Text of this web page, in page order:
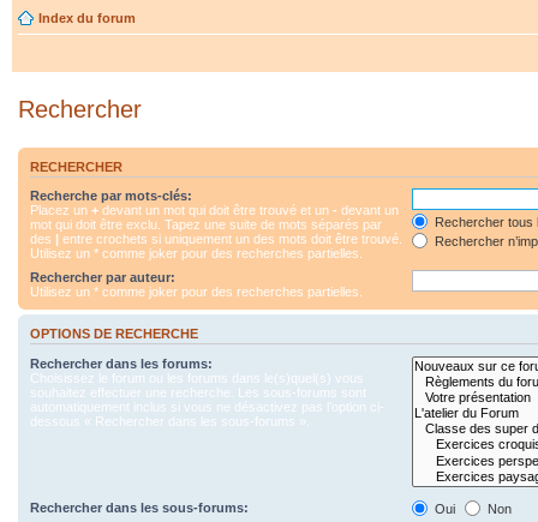
Index du forum
Rechercher
RECHERCHER
Recherche par mots-clés:
Placez un + devant un mot qui doit être trouvé et un - devant un
mot qui doit être exclu. Tapez une suite de mots séparés par
des | entre crochets si uniquement un des mots doit être trouvé.
Utilisez un * comme joker pour des recherches partielles.
Rechercher tous
Rechercher
Rechercher par auteur:
Utilisez un * comme joker pour des recherches partielles.
OPTIONS DE RECHERCHE
Rechercher dans les forums:
Choisissez le forum ou les forums dans le(s)quel(s) vous
souhaitez effectuer une recherche. Les sous-forums sont
automatiquement inclus si vous ne désactivez pas l’option ci-
dessous « Rechercher dans les sous-forums ».
Rechercher dans les sous-forums: Oui
Non